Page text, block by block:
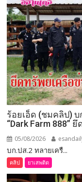
ร้อยเอ็ด (ชมคลิป)
“Dark Farm 888”
05/08/2026
บก.ปส.2 ทลายเครื...
คลิป ยาเสพติด